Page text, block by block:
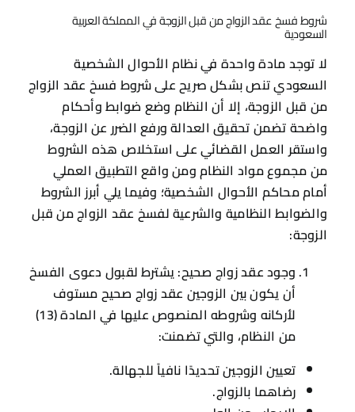
شروط فسخ عقد الزواج من قبل الزوجة في المملكة العربية
السعودية
لا توجد مادة واحدة في نظام الأحوال الشخصية
السعودي تنص بشكل صريح على شروط فسخ عقد الزواج
من قبل الزوجة، إلا أن النظام وضع ضوابط وأحكام
واضحة تضمن تحقيق العدالة ورفع الضرر عن الزوجة،
واستقر العمل القضائي على استخلاص هذه الشروط
من مجموع مواد النظام ومن واقع التطبيق العملي
أمام محاكم الأحوال الشخصية؛ وفيما يلي أبرز الشروط
والضوابط النظامية والشرعية لفسخ عقد الزواج من قبل
الزوجة:
وجود عقد زواج صحيح: يشترط لقبول دعوى الفسخ
أن يكون بين الزوجين عقد زواج صحيح مستوف
لأركانه وشروطه المنصوص عليها في المادة (13)
من النظام، والتي تضمنت:
تعيين الزوجين تحديدًا نافياً للجهالة.
رضاهما بالزواج.